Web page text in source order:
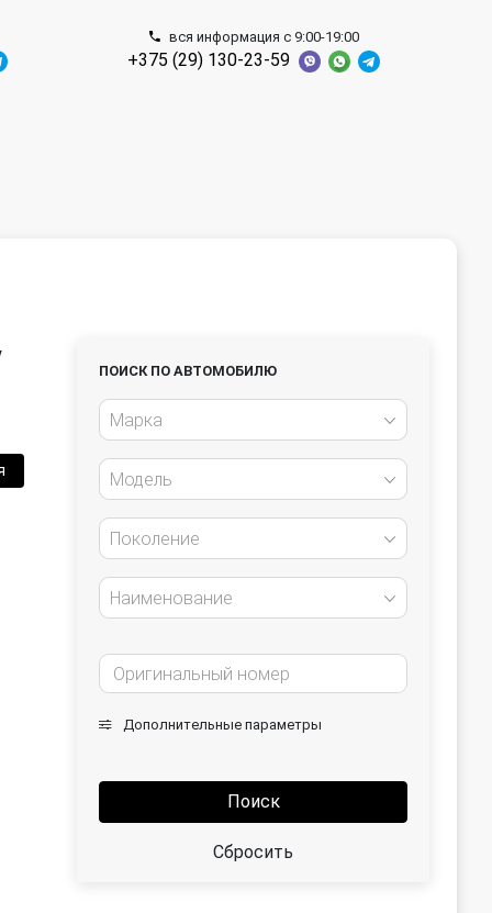
вся информация с 9:00-19:00
+375 (29) 130-23-59
ПОИСК ПО АВТОМОБИЛЮ
Марка
Модель
Поколение
Наименование
Дополнительные параметры
Поиск
Сбросить